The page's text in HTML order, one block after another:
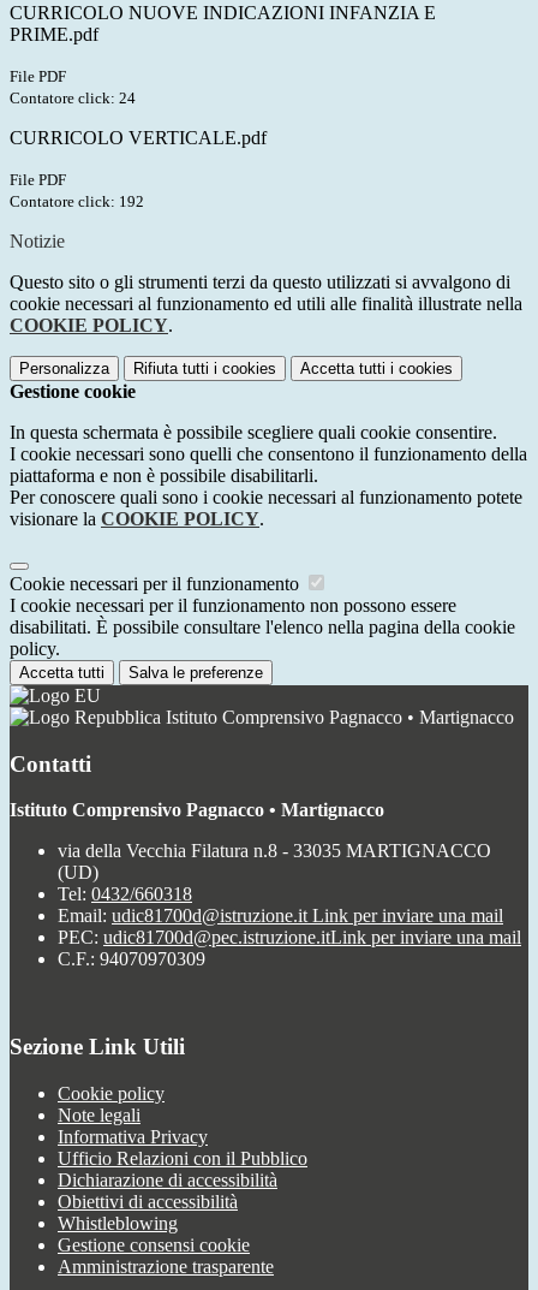
CURRICOLO NUOVE INDICAZIONI INFANZIA E
PRIME.pdf
File PDF
Contatore click: 24
CURRICOLO VERTICALE.pdf
File PDF
Contatore click: 192
Notizie
Questo sito o gli strumenti terzi da questo utilizzati si avvalgono di
cookie necessari al funzionamento ed utili alle finalità illustrate nella
COOKIE POLICY.
Personalizza Rifiuta tutti i cookies Accetta tutti i cookies
Gestione cookie
In questa schermata è possibile scegliere quali cookie consentire.
I cookie necessari sono quelli che consentono il funzionamento della
piattaforma e non è possibile disabilitarli.
Per conoscere quali sono i cookie necessari al funzionamento potete
visionare la COOKIE POLICY.
Cookie necessari per il funzionamento
I cookie necessari per il funzionamento non possono essere
disabilitati. È possibile consultare l'elenco nella pagina della cookie
policy.
Accetta tutti Salva le preferenze
Istituto Comprensivo Pagnacco • Martignacco
Contatti
Istituto Comprensivo Pagnacco • Martignacco
via della Vecchia Filatura n.8 - 33035 MARTIGNACCO
(UD)
Tel: 0432/660318
Email: udic81700d@istruzione.it Link per inviare una mail
PEC: udic81700d@pec.istruzione.itLink per inviare una mail
C.F.: 94070970309
Sezione Link Utili
Cookie policy
Note legali
Informativa Privacy
Ufficio Relazioni con il Pubblico
Dichiarazione di accessibilità
Obiettivi di accessibilità
Whistleblowing
Gestione consensi cookie
Amministrazione trasparente